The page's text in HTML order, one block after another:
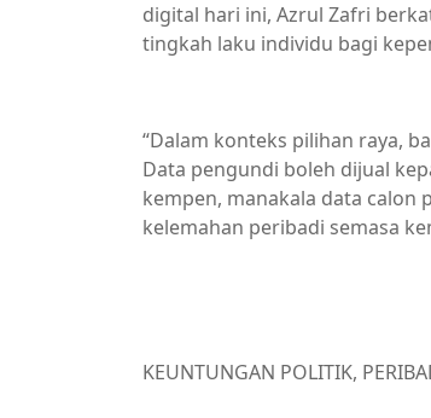
digital hari ini, Azrul Zafri
tingkah laku individu bagi
“Dalam konteks pilihan raya,
Data pengundi boleh dijual
kempen, manakala data calon
kelemahan peribadi semasa
KEUNTUNGAN POLITIK,